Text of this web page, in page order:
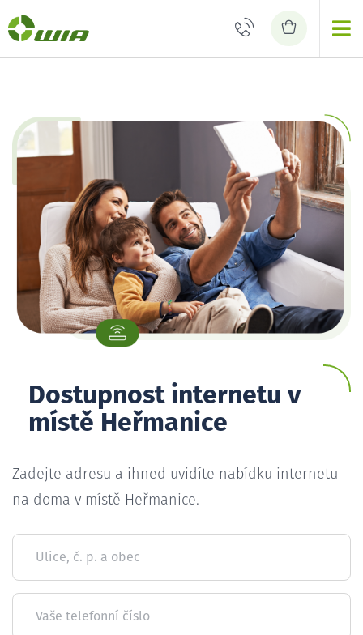
Dostupnost internetu v
místě Heřmanice
Zadejte adresu a ihned uvidíte nabídku internetu
na doma v místě Heřmanice.
Ulice, č. p. a obec
Vaše telefonní číslo